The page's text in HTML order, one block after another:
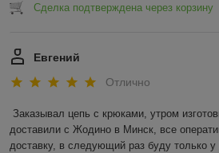
Сделка подтверждена через корзину
Евгений
Отлично
Заказывал цепь с крюками, утром
доставили с Жодино в Минск, все
доставку, в следующий раз буду только у